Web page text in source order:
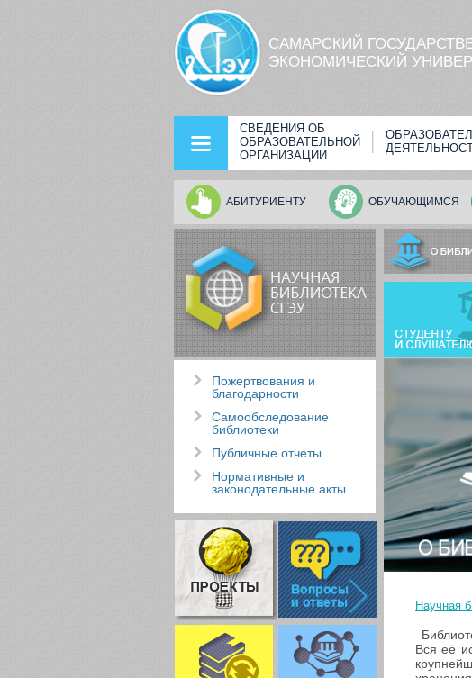
САМАРСКИЙ
ЭКОНОМИЧЕСКИЙ
СВЕДЕНИЯ ОБ
ОБРАЗОВАТЕЛЬНОЙ
ОРГАНИЗАЦИИ
ОБУЧАЮЩИМСЯ
АБИТУРИЕНТУ
Пожертвования и
благодарности
Самообследование
библиотеки
Публичные отчеты
Нормативные и
законодательные акты
Научная
Вся её